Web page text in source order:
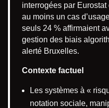
interrogées par
au moins un cas
seuls 24 % affirmaient
gestion des biais
alerté Bruxelles.
Contexte factuel
Les systèmes à «
notation sociale,